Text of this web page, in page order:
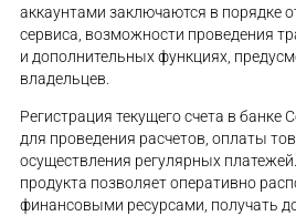
аккаунтами заключаются в порядке
сервиса, возможности проведения
и дополнительных функциях,
владельцев.
Регистрация текущего счета в банке
для проведения расчетов, оплаты
осуществления регулярных
продукта позволяет оперативно
финансовыми ресурсами, получать